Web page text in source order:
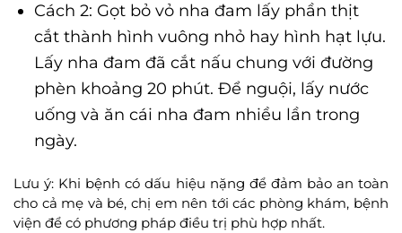
Cách 2: Gọt bỏ vỏ nha đam lấy phần thịt
cắt thành hình vuông nhỏ hay hình hạt lựu.
Lấy nha đam đã cắt nấu chung với đường
phèn khoảng 20 phút. Để nguội, lấy nước
uống và ăn cái nha đam nhiều lần trong
ngày.
Lưu ý: Khi bệnh có dấu hiệu nặng để đảm bảo an toàn
cho cả mẹ và bé, chị em nên tới các phòng khám, bệnh
viện để có phương pháp điều trị phù hợp nhất.